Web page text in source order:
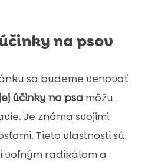
na psov
sa budeme venovať
účinky na psa môžu
Je známa svojimi
Tieto vlastnosti sú
voľným radikálom a